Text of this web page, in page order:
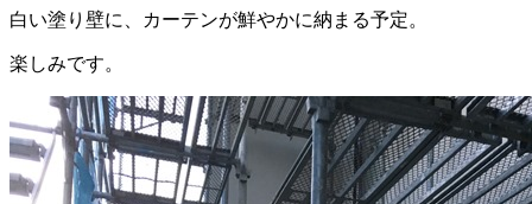
白い塗り壁に、カーテンが鮮やかに納まる予定。
楽しみです。